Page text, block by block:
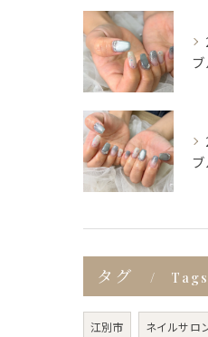
タグ Tags
江別市 ネイルサロ